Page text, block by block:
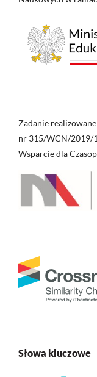
Zadanie
nr 315/WCN/2019/
Wsparcie dla
Słowa kluczowe